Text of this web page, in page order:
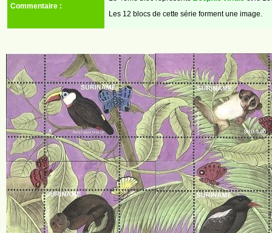
Commentaire :
Les 12 blocs de cette série forment une image.